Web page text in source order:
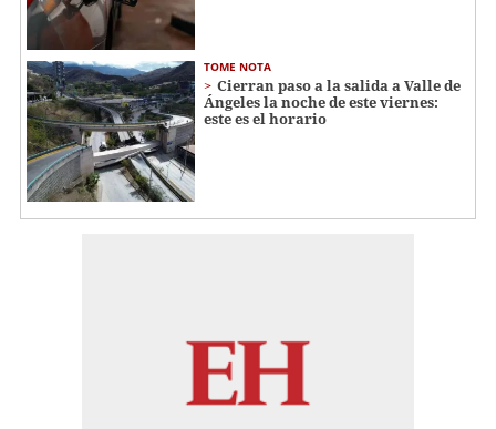
TOME NOTA
Cierran paso a la salida a Valle de
Ángeles la noche de este viernes:
este es el horario